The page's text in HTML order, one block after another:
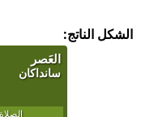
الشكل الناتج: